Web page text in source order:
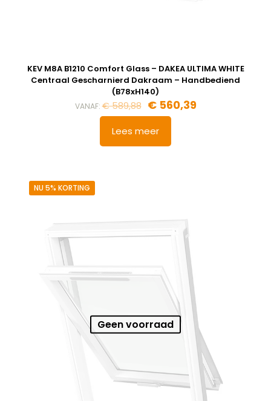
KEV M8A B1210 Comfort Glass – DAKEA ULTIMA WHITE
Centraal Gescharnierd Dakraam – Handbediend
(B78xH140)
VANAF:€589,88 €560,39
Lees meer
NU 5% KORTING
Geen voorraad